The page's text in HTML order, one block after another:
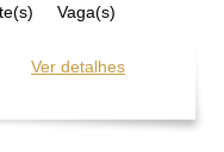
Vaga(s)
Ver detalhes